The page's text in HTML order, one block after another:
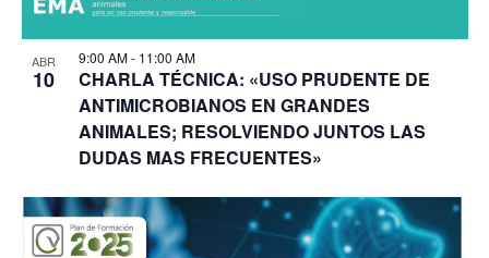
ABR
10
9:00 AM- 11:00 AM
CHARLA TÉCNICA: «USO PRUDENTE DE
ANTIMICROBIANOS EN GRANDES
ANIMALES; RESOLVIENDO JUNTOS LAS
DUDAS MAS FRECUENTES»